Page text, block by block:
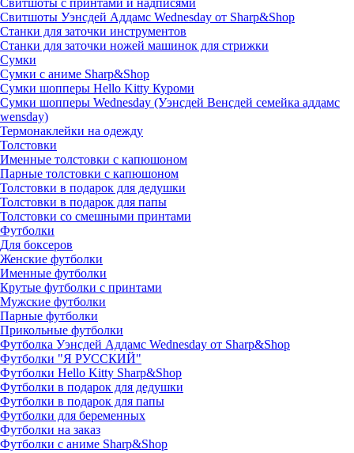
Свитшоты с принтами и надписями
Свитшоты Уэнсдей Аддамс Wednesday от Sharp&Shop
Станки для заточки инструментов
Станки для заточки ножей машинок для стрижки
Сумки
Сумки с аниме Sharp&Shop
Сумки шопперы Hello Kitty Куроми
Сумки шопперы Wednesday (Уэнсдей Венсдей семейка аддамс
wensday)
Термонаклейки на одежду
Толстовки
Именные толстовки с капюшоном
Парные толстовки с капюшоном
Толстовки в подарок для дедушки
Толстовки в подарок для папы
Толстовки со смешными принтами
Футболки
Для боксеров
Женские футболки
Именные футболки
Крутые футболки с принтами
Мужские футболки
Парные футболки
Прикольные футболки
Футболка Уэнсдей Аддамс Wednesday от Sharp&Shop
Футболки "Я РУССКИЙ"
Футболки Hello Kitty Sharp&Shop
Футболки в подарок для дедушки
Футболки в подарок для папы
Футболки для беременных
Футболки на заказ
Футболки с аниме Sharp&Shop